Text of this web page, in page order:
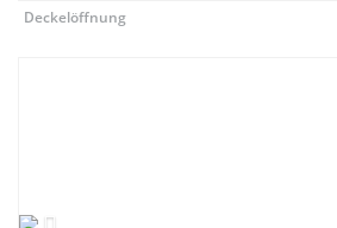
Deckelöffnung